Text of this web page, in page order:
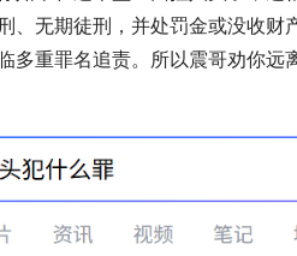
、无期徒刑，并处罚金或没收
多重罪名追责。所以震哥劝你